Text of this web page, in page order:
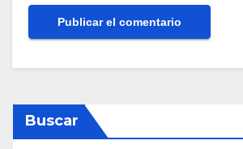
Buscar